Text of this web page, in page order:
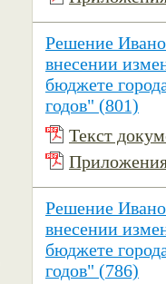
Решение
внесении
бюджете
годов" (801)
Текст
Решение
внесении
бюджете
годов" (786)